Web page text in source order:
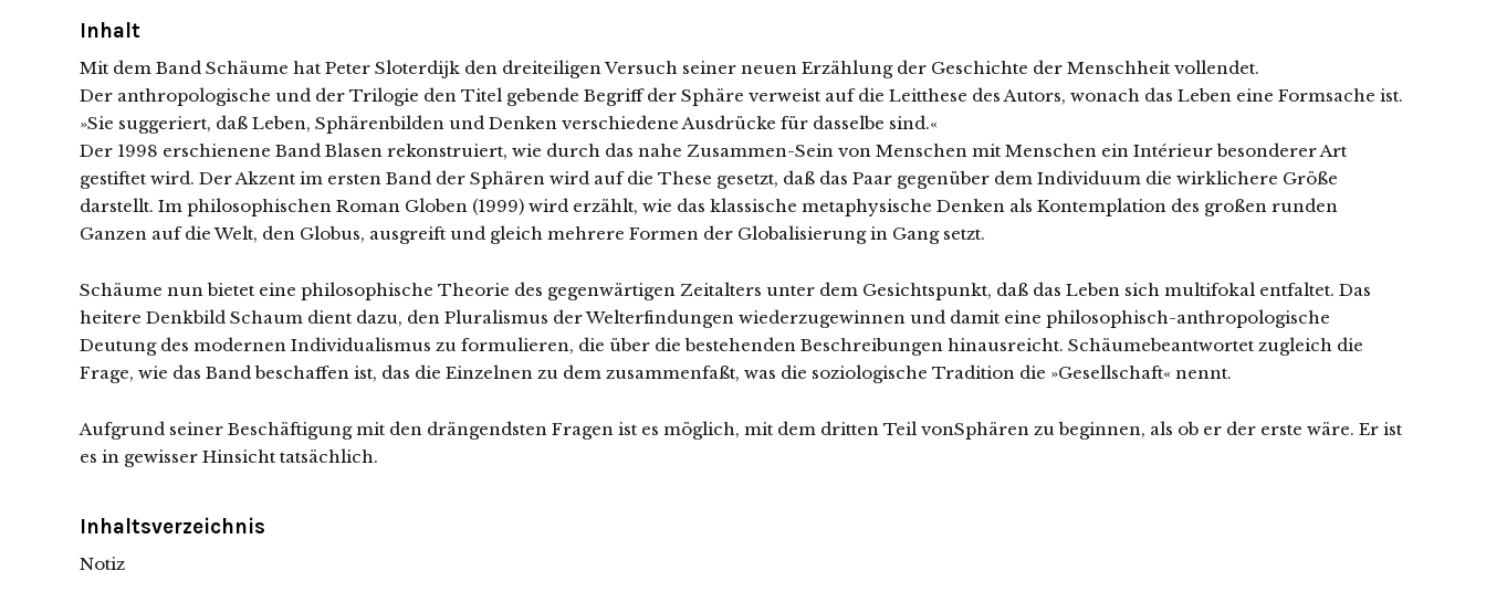
Inhalt
Mit dem Band Schäume hat Peter Sloterdijk den dreiteiligen Versuch seiner neuen Erzählung der Geschichte der Menschheit vollendet.
Der anthropologische und der Trilogie den Titel gebende Begriff der Sphäre verweist auf die Leitthese des Autors, wonach das Leben eine Formsache ist.
»Sie suggeriert, daß Leben, Sphärenbilden und Denken verschiedene Ausdrücke für dasselbe sind.«
Der 1998 erschienene Band Blasen rekonstruiert, wie durch das nahe Zusammen-Sein von Menschen mit Menschen ein Intérieur besonderer Art
gestiftet wird. Der Akzent im ersten Band der Sphären wird auf die These gesetzt, daß das Paar gegenüber dem Individuum die wirklichere Größe
darstellt. Im philosophischen Roman Globen (1999) wird erzählt, wie das klassische metaphysische Denken als Kontemplation des großen runden
Ganzen auf die Welt, den Globus, ausgreift und gleich mehrere Formen der Globalisierung in Gang setzt.
Schäume nun bietet eine philosophische Theorie des gegenwärtigen Zeitalters unter dem Gesichtspunkt, daß das Leben sich multifokal entfaltet. Das
heitere Denkbild Schaum dient dazu, den Pluralismus der Welterfindungen wiederzugewinnen und damit eine philosophisch-anthropologische
Deutung des modernen Individualismus zu formulieren, die über die bestehenden Beschreibungen hinausreicht. Schäumebeantwortet zugleich die
Frage, wie das Band beschaffen ist, das die Einzelnen zu dem zusammenfaßt, was die soziologische Tradition die »Gesellschaft« nennt.
Aufgrund seiner Beschäftigung mit den drängendsten Fragen ist es möglich, mit dem dritten Teil vonSphären zu beginnen, als ob er der erste wäre. Er ist
es in gewisser Hinsicht tatsächlich.
Inhaltsverzeichnis
Notiz